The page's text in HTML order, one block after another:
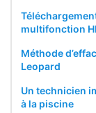
multifonction
Méthode
Leopard
Un technicien
à la piscine